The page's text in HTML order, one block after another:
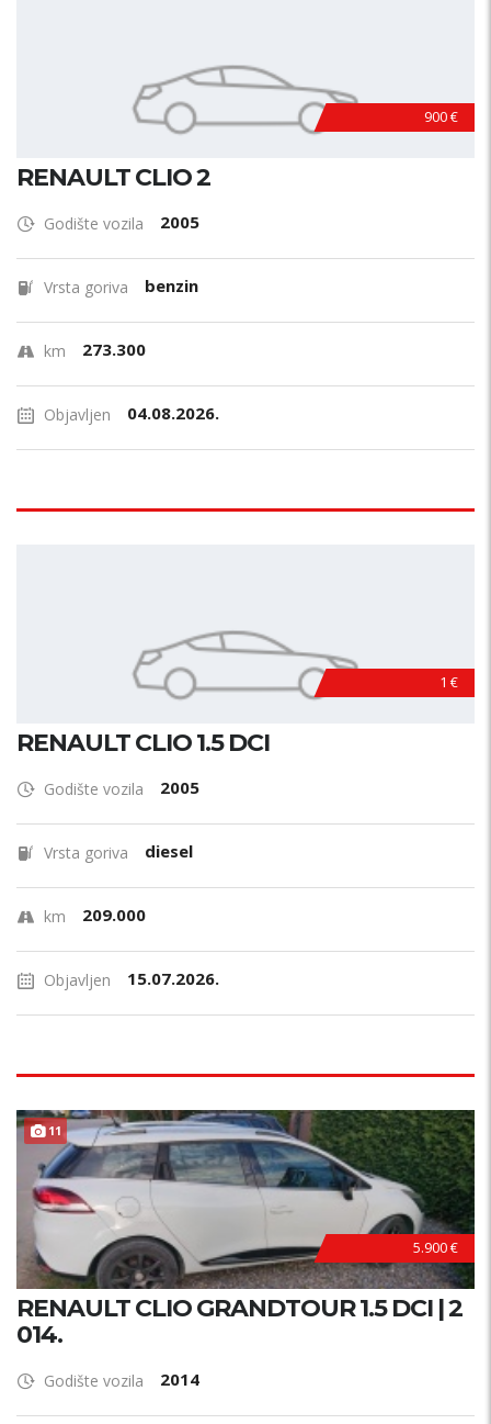
900 €
RENAULT CLIO 2
Godište vozila 2005
Vrsta goriva benzin
km 273.300
Objavljen 04.08.2026.
1 €
RENAULT CLIO 1.5 DCI
Godište vozila 2005
Vrsta goriva diesel
km 209.000
Objavljen 15.07.2026.
11
5.900 €
RENAULT CLIO GRANDTOUR 1.5 DCI | 2
014.
Godište vozila 2014